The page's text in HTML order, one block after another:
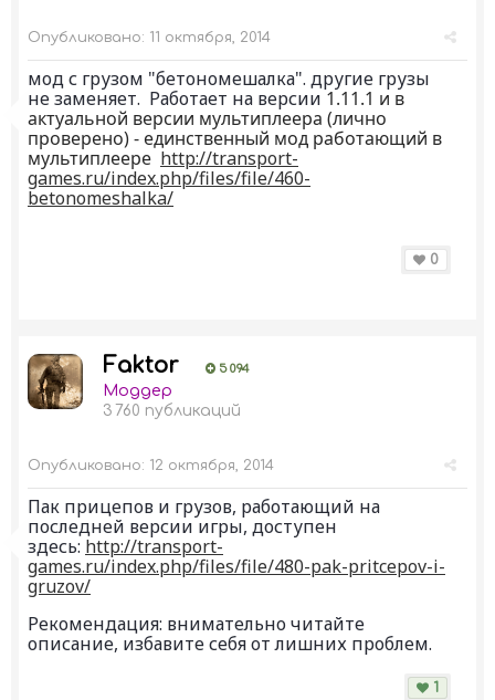
Опубликовано: 11 октября, 2014
мод с грузом "бетономешалка". другие грузы
не заменяет. Работает на версии 1.11.1 и в
актуальной версии мультиплеера (лично
проверено)- единственный мод работающий в
мультиплеере http://transport-
games.ru/index.php/files/file/460-
betonomeshalka/
0
Faktor 5 094
Моддер
3 760 публикаций
Опубликовано: 12 октября, 2014
Пак прицепов и грузов, работающий на
последней версии игры, доступен
здесь: http://transport-
games.ru/index.php/files/file/480-pak-pritcepov-i-
gruzov/
Рекомендация: внимательно читайте
описание, избавите себя от лишних проблем.
1